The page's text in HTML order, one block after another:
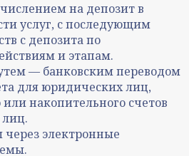
на депозит в
услуг, с последующим
с депозита по
и этапам.
— банковским переводом
для юридических лиц,
или накопительного счетов
электронные